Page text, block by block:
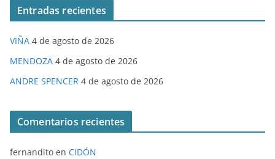
Entradas recientes
VIÑA 4 de agosto de 2026
MENDOZA 4 de agosto de 2026
ANDRE SPENCER 4 de agosto de 2026
Comentarios recientes
fernandito en CIDÓN